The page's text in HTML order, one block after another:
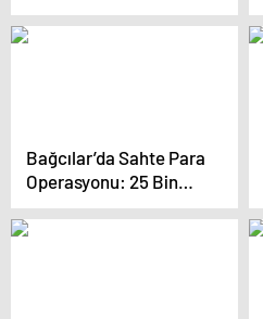
Gözaltında
Bağcılar’da Sahte Para
Operasyonu: 25 Bin
Dolar ve 58 Bin Euro
Ele Geçirildi